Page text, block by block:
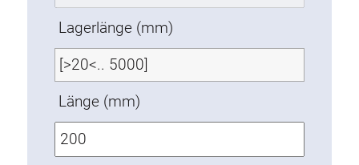
Nutensteine
Nutensteine schwenkbar
Doppelnutensteine
Hammermuttern
Verdrehsicherungen
Gewindeeinsätze
Bodenverbindungselemente
Lagerlänge (mm)
Länge (mm)